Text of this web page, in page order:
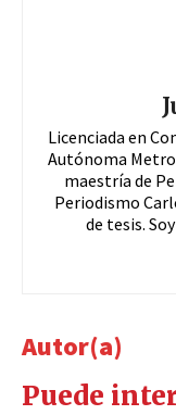
Licenciada en
Autónoma
maestría de
Periodismo
de tesis.
Autor(a)
Puede